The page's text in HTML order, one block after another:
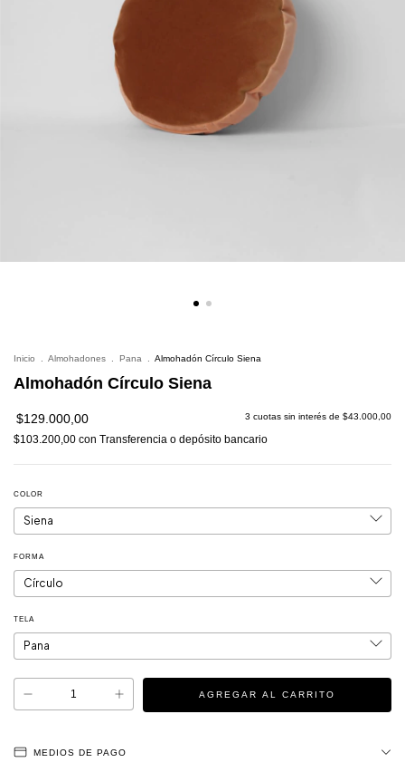
Inicio Almohadones Pana Almohadón Círculo Siena
Almohadón Círculo Siena
$129.000,00 3 cuotas sin interés de $43.000,00
$103.200,00 con Transferencia o depósito bancario
COLOR
FORMA
TELA
MEDIOS DE PAGO